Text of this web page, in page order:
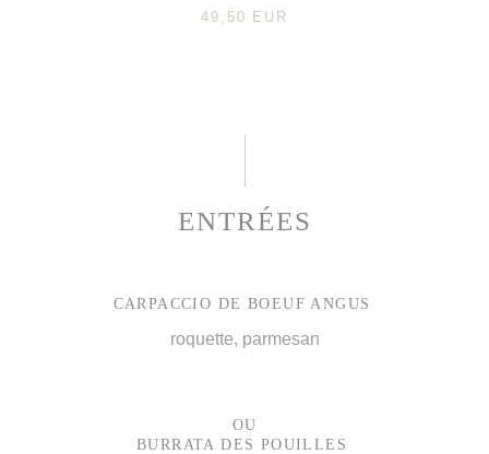
49,50 EUR
ENTRÉES
CARPACCIO DE BOEUF ANGUS
roquette, parmesan
OU
BURRATA DES POUILLES